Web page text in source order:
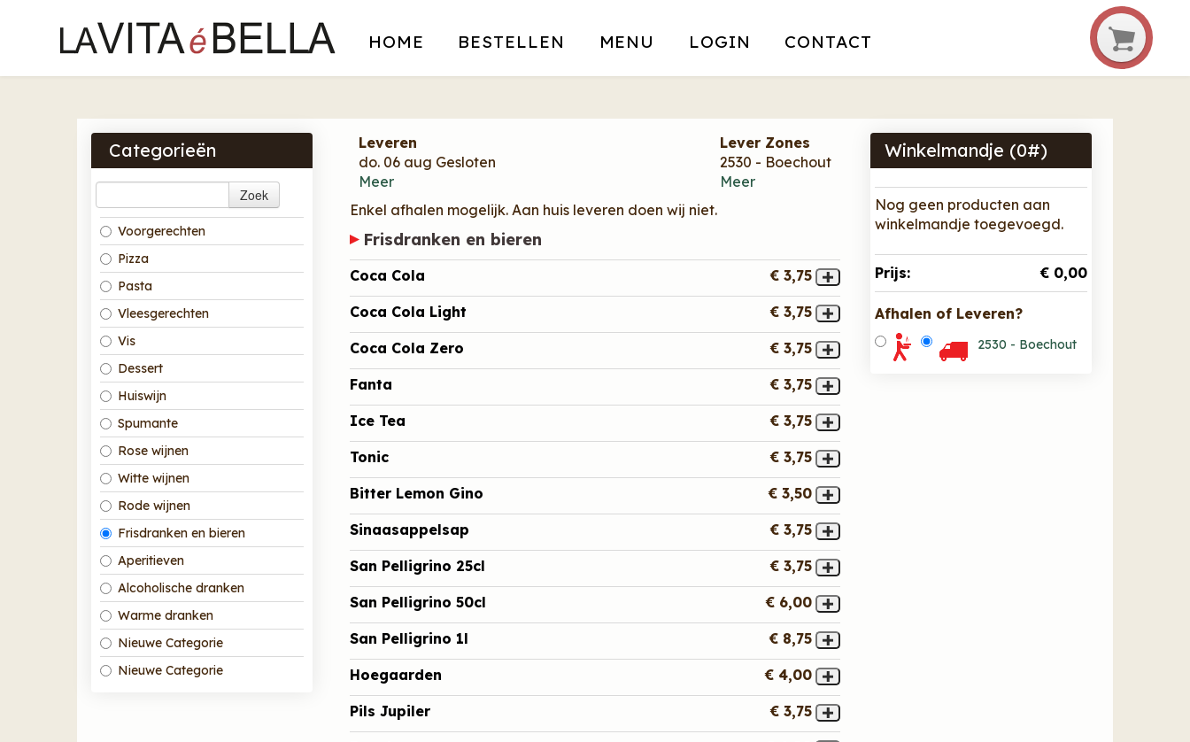
HOME BESTELLEN MENU LOGIN CONTACT
Categorieën
Zoek
Voorgerechten
Pizza
Pasta
Vleesgerechten
Vis
Dessert
Huiswijn
Spumante
Rose wijnen
Witte wijnen
Rode wijnen
Frisdranken en bieren
Aperitieven
Alcoholische dranken
Warme dranken
Nieuwe Categorie
Nieuwe Categorie
Leveren
do. 06 aug Gesloten
Meer
Lever Zones
2530 - Boechout
Meer
Enkel afhalen mogelijk. Aan huis leveren doen wij niet.
Frisdranken en bieren
Coca Cola € 3,75
Coca Cola Light € 3,75
Coca Cola Zero € 3,75
Fanta € 3,75
Ice Tea € 3,75
Tonic € 3,75
Bitter Lemon Gino € 3,50
Sinaasappelsap € 3,75
San Pelligrino 25cl € 3,75
San Pelligrino 50cl € 6,00
San Pelligrino 1l € 8,75
Hoegaarden € 4,00
Pils Jupiler € 3,75
Winkelmandje (0#)
Nog geen producten aan
winkelmandje toegevoegd.
Prijs: € 0,00
Afhalen of Leveren?
2530 - Boechout